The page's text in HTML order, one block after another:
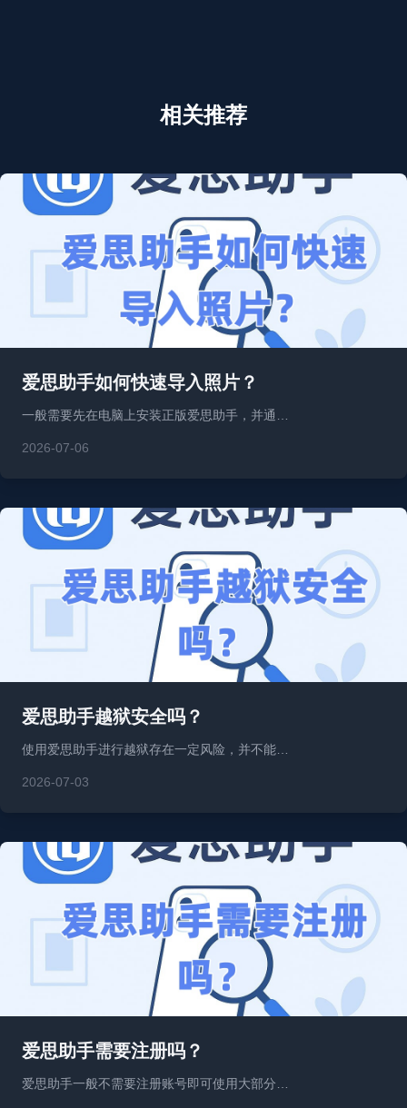
相关推荐
爱思助手如何快速导入照片？
一般需要先在电脑上安装正版爱思助手，并通…
2026-07-06
爱思助手越狱安全吗？
使用爱思助手进行越狱存在一定风险，并不能…
2026-07-03
爱思助手需要注册吗？
爱思助手一般不需要注册账号即可使用大部分…